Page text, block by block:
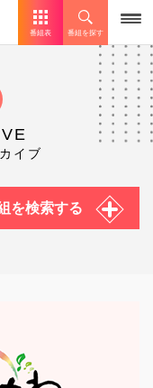
番組表 番組を探す
イブ
を検索する